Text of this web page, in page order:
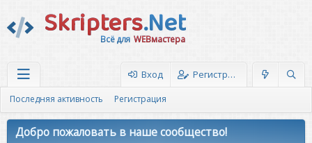
Skripters.Net
Всё для WEBмастера
Вход Регистрация
Последняя активность Регистрация
Добро пожаловать в наше сообщество!